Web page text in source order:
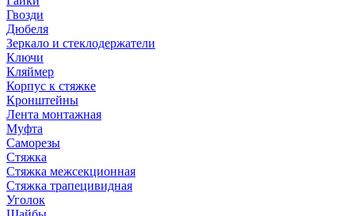
Гвозди
Дюбеля
Зеркало и стеклодержатели
Ключи
Кляймер
Корпус к стяжке
Кронштейны
Лента монтажная
Муфта
Саморезы
Стяжка
Стяжка межсекционная
Стяжка трапецивидная
Уголок